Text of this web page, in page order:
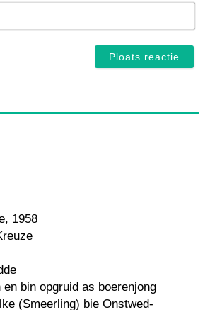
E-
1958
bin opgruid as boerenjong
(Smeerling) bie Onstwed-